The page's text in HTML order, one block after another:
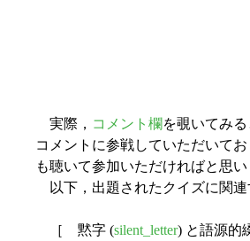
実際， コメント欄を覗いてみ
コメントに参戦していただいて
も聴いて参加いただければと思い
以下，出題されたクイズに関連
［ 黙字 (silent_letter) と語源的